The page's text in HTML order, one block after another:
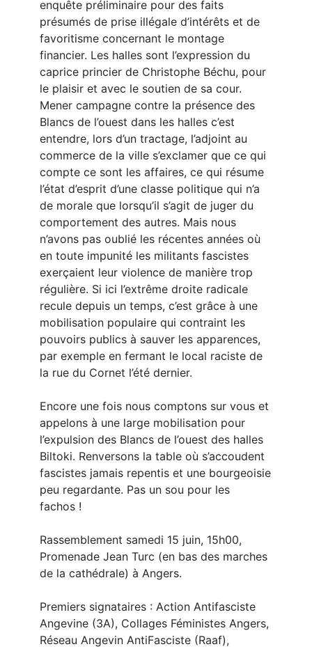
enquête préliminaire pour des faits
présumés de prise illégale d’intérêts et de
favoritisme concernant le montage
financier. Les halles sont l’expression du
caprice princier de Christophe Béchu, pour
le plaisir et avec le soutien de sa cour.
Mener campagne contre la présence des
Blancs de l’ouest dans les halles c’est
entendre, lors d’un tractage, l’adjoint au
commerce de la ville s’exclamer que ce qui
compte ce sont les affaires, ce qui résume
l’état d’esprit d’une classe politique qui n’a
de morale que lorsqu’il s’agit de juger du
comportement des autres. Mais nous
n’avons pas oublié les récentes années où
en toute impunité les militants fascistes
exerçaient leur violence de manière trop
régulière. Si ici l’extrême droite radicale
recule depuis un temps, c’est grâce à une
mobilisation populaire qui contraint les
pouvoirs publics à sauver les apparences,
par exemple en fermant le local raciste de
la rue du Cornet l’été dernier.
Encore une fois nous comptons sur vous et
appelons à une large mobilisation pour
l’expulsion des Blancs de l’ouest des halles
Biltoki. Renversons la table où s’accoudent
fascistes jamais repentis et une bourgeoisie
peu regardante. Pas un sou pour les
fachos !
Rassemblement samedi 15 juin, 15h00,
Promenade Jean Turc (en bas des marches
de la cathédrale) à Angers.
Premiers signataires : Action Antifasciste
Angevine (3A), Collages Féministes Angers,
Réseau Angevin AntiFasciste (Raaf),